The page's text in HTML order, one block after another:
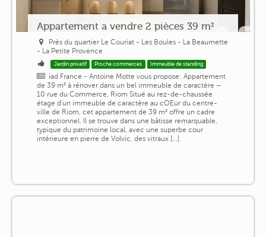
Appartement a vendre 2 pièces 39 m²
Près du quartier Le Couriat - Les Boules - La Beaumette
- La Petite Provence
Jardin privatif Proche commerces Immeuble de standing
iad France - Antoine Motte vous propose: Appartement
de 39 m² à rénover dans un bel immeuble de caractère –
10 rue du Commerce, Riom Situé au rez-de-chaussée
étage d'un immeuble de caractère au cOEur du centre-
ville de Riom, cet appartement de 39 m² offre un cadre
exceptionnel. Il se trouve dans une bâtisse remarquable,
typique du patrimoine local, avec une superbe cour
intérieure en pierre de Volvic, des vitraux [...]